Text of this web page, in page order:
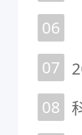
06
07
08